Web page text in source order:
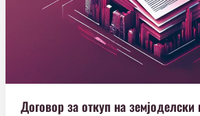
Договор за откуп на